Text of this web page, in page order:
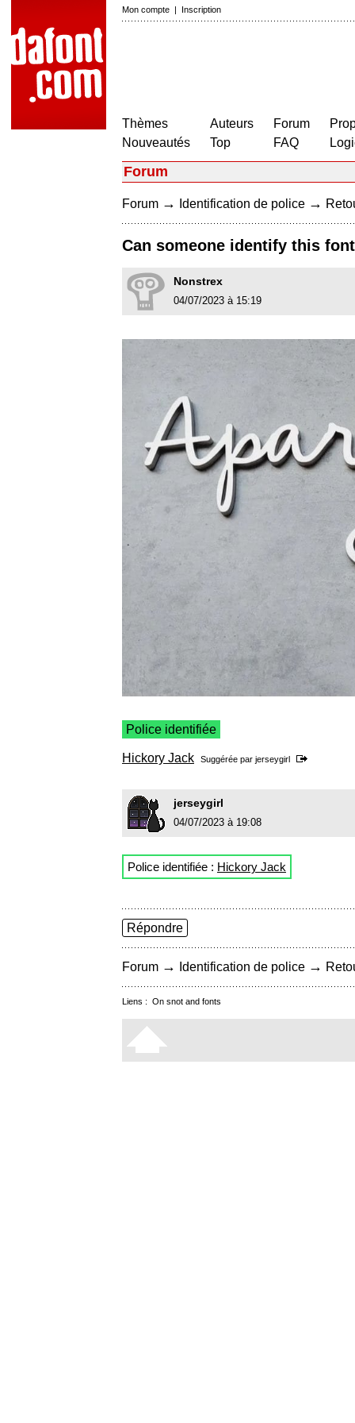
Mon compte | Inscription
Thèmes
Nouveautés
Auteurs
Top
Forum
FAQ
Forum
Forum → Identification de police →
Can someone identify this font
Nonstrex
04/07/2023 à 15:19
Police identifiée
Hickory Jack Suggérée par jerseygirl
jerseygirl
04/07/2023 à 19:08
Police identifiée : Hickory Jack
Répondre
Forum → Identification de police →
Liens : On snot and fonts